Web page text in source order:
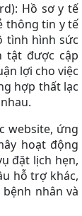
Hồ sơ y tế
thông tin y tế
tình hình sức
tật được cập
lợi cho việc
hợp thất lạc
website, ứng
hoạt động
đặt lịch hẹn,
hỗ trợ khác,
nhân và